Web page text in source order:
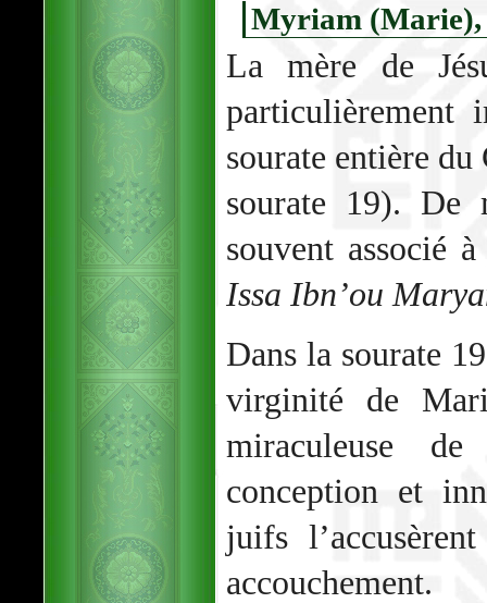
Myriam (Marie),
La mère de
particulièrement
sourate entière
sourate 19). De
souvent associé
Issa Ibn’ou
Dans la sourate
virginité de
miraculeuse
conception et
juifs
accouchement.